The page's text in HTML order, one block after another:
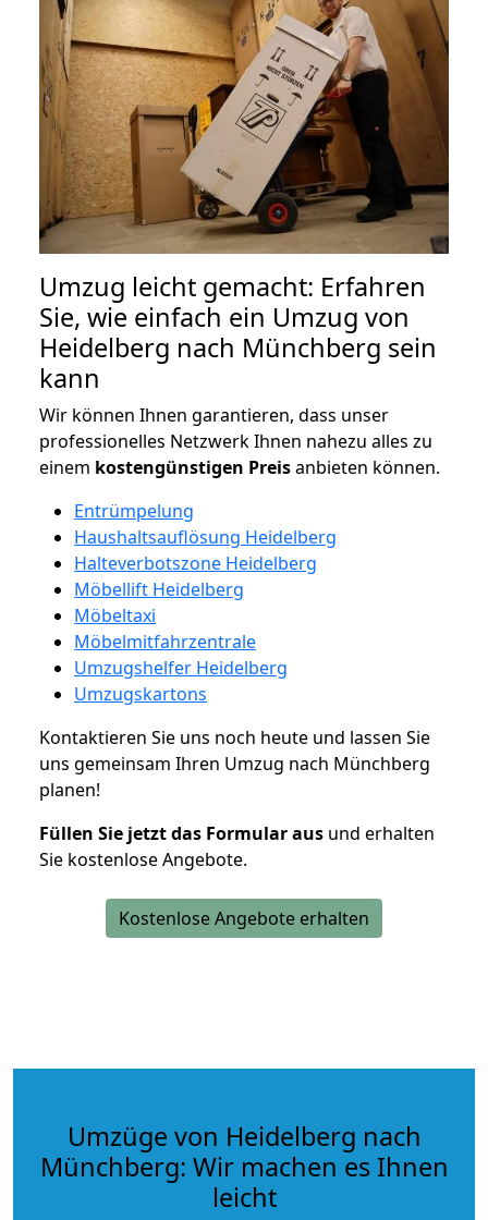
Umzug leicht gemacht: Erfahren
Sie, wie einfach ein Umzug von
Heidelberg nach Münchberg sein
kann
Wir können Ihnen garantieren, dass unser
professionelles Netzwerk Ihnen nahezu alles zu
einem kostengünstigen Preisanbieten können.
Entrümpelung
Haushaltsauflösung Heidelberg
Halteverbotszone Heidelberg
Möbellift Heidelberg
Möbeltaxi
Möbelmitfahrzentrale
Umzugshelfer Heidelberg
Umzugskartons
Kontaktieren Sie uns noch heute und lassen Sie
uns gemeinsam Ihren Umzug nach Münchberg
planen!
Füllen Sie jetzt das Formular aus und erhalten
Sie kostenlose Angebote.
Kostenlose Angebote erhalten
Umzüge von Heidelberg nach
Münchberg: Wir machen es Ihnen
leicht